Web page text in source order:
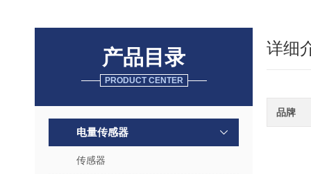
产品目录
PRODUCT CENTER
电量传感器
传感器
详细
品牌